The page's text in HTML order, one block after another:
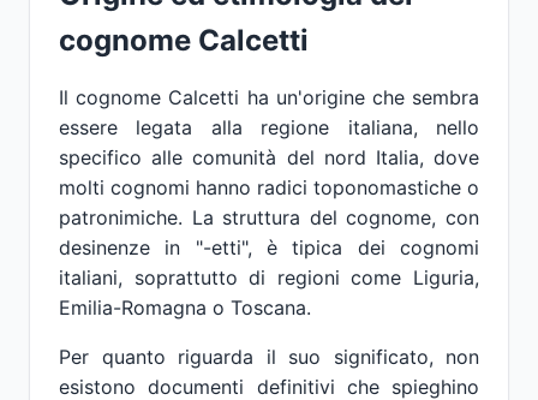
cognome Calcetti
Il cognome Calcetti ha un'origine che sembra
essere legata alla regione italiana, nello
specifico alle comunità del nord Italia, dove
molti cognomi hanno radici toponomastiche o
patronimiche. La struttura del cognome, con
desinenze in "-etti", è tipica dei cognomi
italiani, soprattutto di regioni come Liguria,
Emilia-Romagna o Toscana.
Per quanto riguarda il suo significato, non
esistono documenti definitivi che spieghino